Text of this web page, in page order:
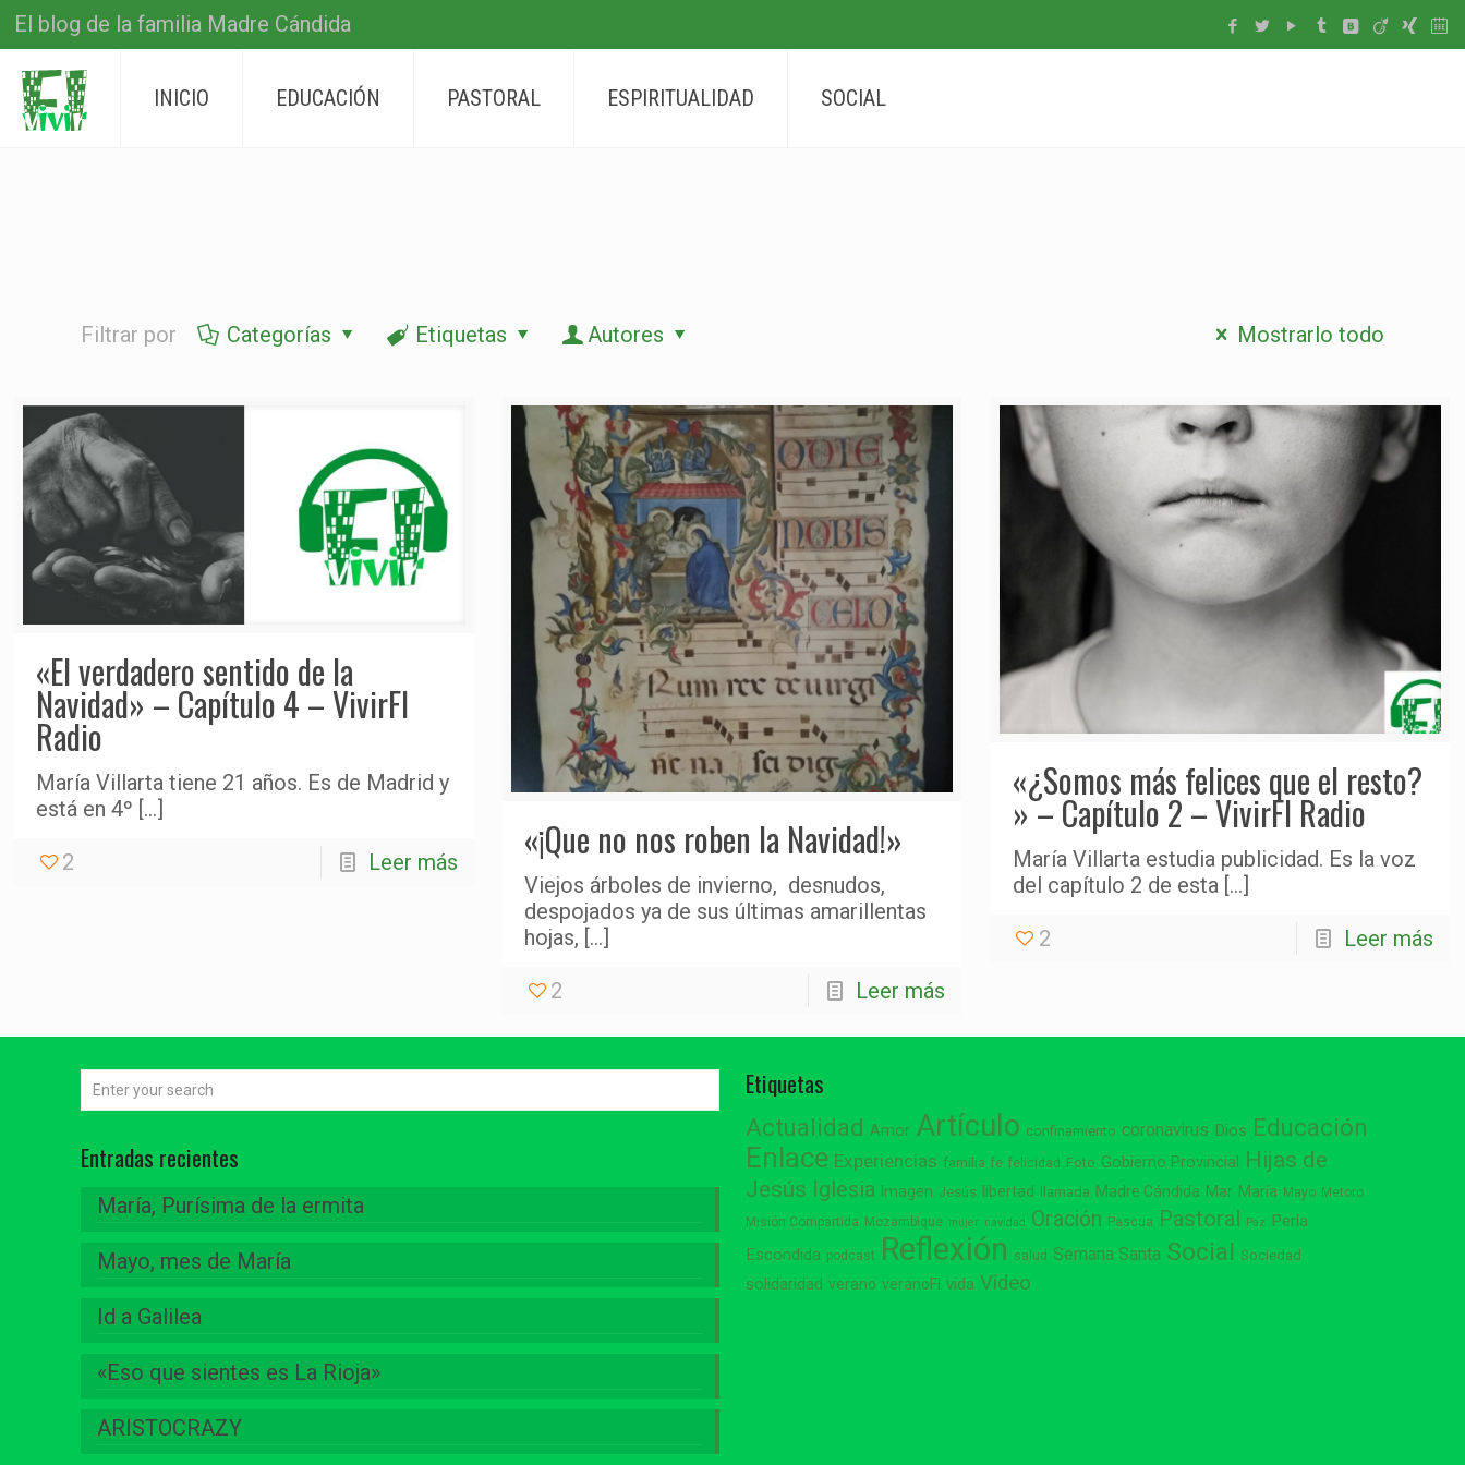
El blog de la familia Madre Cándida
INICIO EDUCACIÓN PASTORAL ESPIRITUALIDAD SOCIAL
Filtrar por Categorías Etiquetas Autores Mostrarlo todo
«El verdadero sentido de la
Navidad» – Capítulo 4 – VivirFI
Radio
María Villarta tiene 21 años. Es de Madrid y
está en 4º […]
2 Leer más «¡Que no nos roben la Navidad!»
Viejos árboles de invierno, desnudos,
despojados ya de sus últimas amarillentas
hojas, […]
2 Leer más
«¿Somos más felices que el resto?
» – Capítulo 2 – VivirFI Radio
María Villarta estudia publicidad. Es la voz
del capítulo 2 de esta […]
2 Leer más
Entradas recientes
María, Purísima de la ermita
Mayo, mes de María
Id a Galilea
«Eso que sientes es La Rioja»
ARISTOCRAZY
Etiquetas
Actualidad Amor Artículo confinamiento coronavirus Dios Educación
Enlace Experiencias familia fe felicidad Foto Gobierno Provincial
Hijas de
Jesús Iglesia Imagen Jesús libertad llamada Madre Cándida Mar María Mayo Metoro
Misión Compartida Mozambique mujer navidad Oración Pascua Pastoral Paz Perla
Escondida podcast Reflexión salud Semana Santa Social Sociedad
solidaridad verano veranoFI vida Vídeo